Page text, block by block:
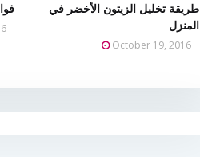
طريقة تخليل الزيتون الأخضر في
المنزل
October 19, 2016